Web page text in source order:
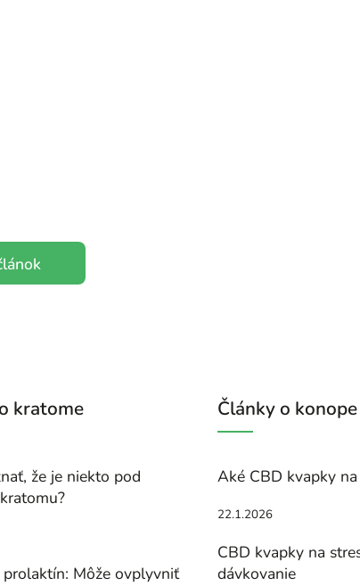
kratome
že je niekto pod
prolaktín: Môže ovplyvniť
Články o konope
Aké CBD kvapky
22.1.2026
CBD kvapky na
dávkovanie